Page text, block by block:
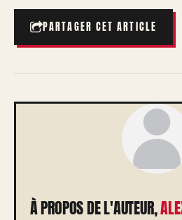
PARTAGER CET ARTICLE
À PROPOS DE L'AUTEUR,